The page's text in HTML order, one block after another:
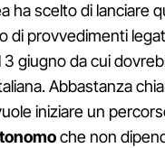
ha scelto di lanciare
di provvedimenti
giugno da cui
Abbastanza
iniziare un
che non